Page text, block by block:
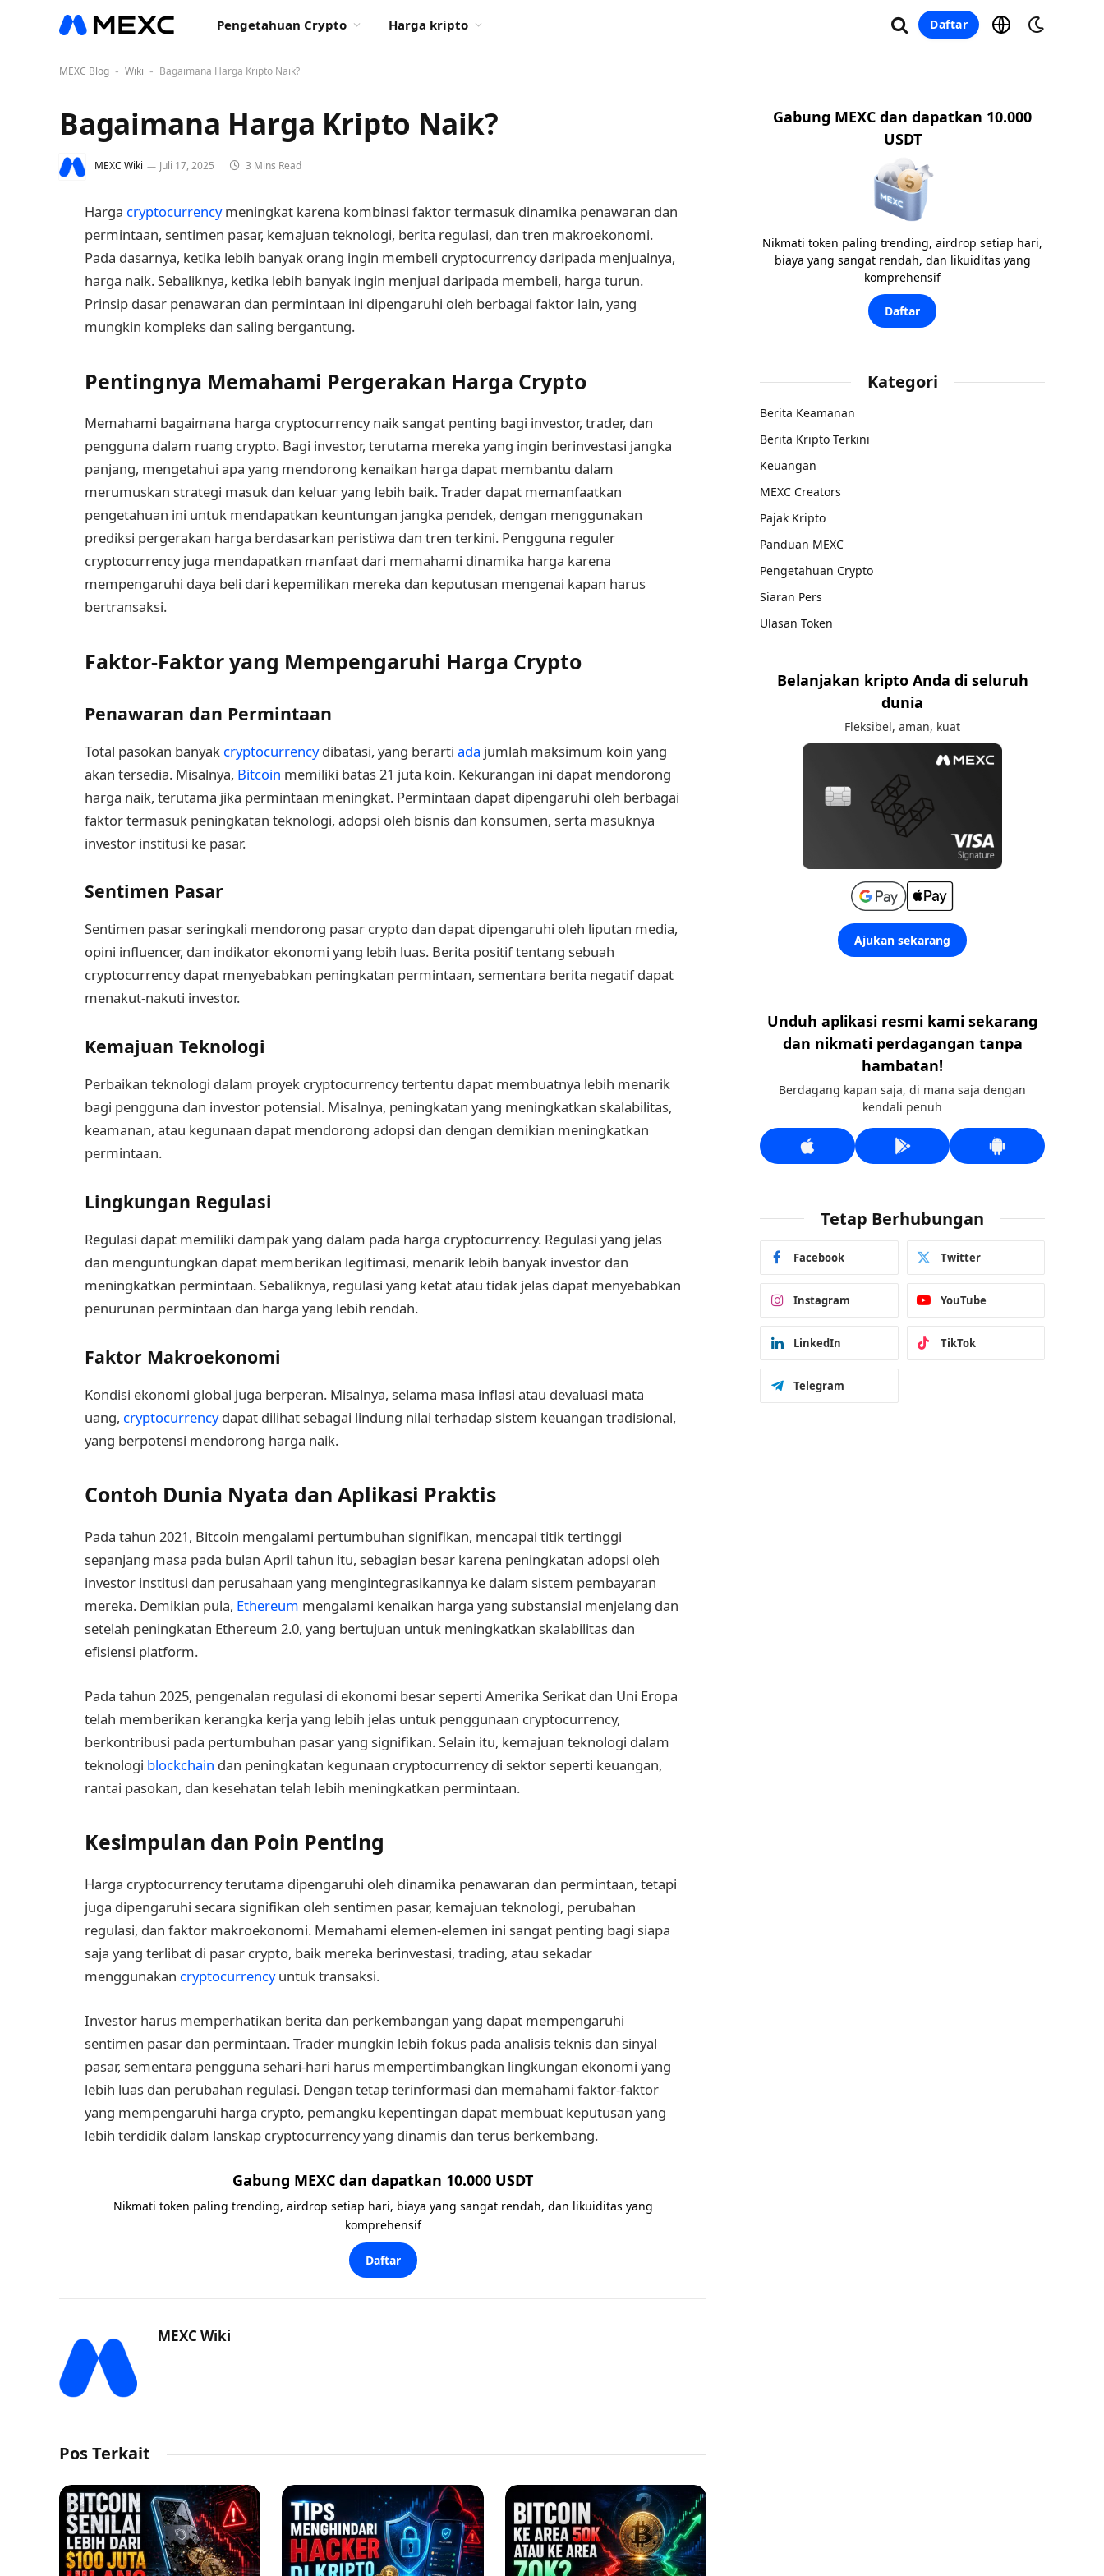
Pengetahuan Crypto Harga kripto Daftar
MEXC Blog - Wiki - Bagaimana Harga Kripto Naik?
Bagaimana Harga Kripto Naik?
MEXC Wiki Juli 17, 2025 3 Mins Read
Harga cryptocurrencymeningkat karena kombinasi faktor termasuk dinamika penawaran dan
permintaan, sentimen pasar, kemajuan teknologi, berita regulasi, dan tren makroekonomi.
Pada dasarnya, ketika lebih banyak orang ingin membeli cryptocurrency daripada menjualnya,
harga naik. Sebaliknya, ketika lebih banyak ingin menjual daripada membeli, harga turun.
Prinsip dasar penawaran dan permintaan ini dipengaruhi oleh berbagai faktor lain, yang
mungkin kompleks dan saling bergantung.
Pentingnya Memahami Pergerakan Harga Crypto
Memahami bagaimana harga cryptocurrency naik sangat penting bagi investor, trader, dan
pengguna dalam ruang crypto. Bagi investor, terutama mereka yang ingin berinvestasi jangka
panjang, mengetahui apa yang mendorong kenaikan harga dapat membantu dalam
merumuskan strategi masuk dan keluar yang lebih baik. Trader dapat memanfaatkan
pengetahuan ini untuk mendapatkan keuntungan jangka pendek, dengan menggunakan
prediksi pergerakan harga berdasarkan peristiwa dan tren terkini. Pengguna reguler
cryptocurrency juga mendapatkan manfaat dari memahami dinamika harga karena
mempengaruhi daya beli dari kepemilikan mereka dan keputusan mengenai kapan harus
bertransaksi.
Faktor-Faktor yang Mempengaruhi Harga Crypto
Penawaran dan Permintaan
Total pasokan banyak cryptocurrencydibatasi, yang berarti ada jumlah maksimum koin yang
akan tersedia. Misalnya, Bitcoin memiliki batas 21 juta koin. Kekurangan ini dapat mendorong
harga naik, terutama jika permintaan meningkat. Permintaan dapat dipengaruhi oleh berbagai
faktor termasuk peningkatan teknologi, adopsi oleh bisnis dan konsumen, serta masuknya
investor institusi ke pasar.
Sentimen Pasar
Sentimen pasar seringkali mendorong pasar crypto dan dapat dipengaruhi oleh liputan media,
opini influencer, dan indikator ekonomi yang lebih luas. Berita positif tentang sebuah
cryptocurrency dapat menyebabkan peningkatan permintaan, sementara berita negatif dapat
menakut-nakuti investor.
Kemajuan Teknologi
Perbaikan teknologi dalam proyek cryptocurrency tertentu dapat membuatnya lebih menarik
bagi pengguna dan investor potensial. Misalnya, peningkatan yang meningkatkan skalabilitas,
keamanan, atau kegunaan dapat mendorong adopsi dan dengan demikian meningkatkan
permintaan.
Lingkungan Regulasi
Regulasi dapat memiliki dampak yang dalam pada harga cryptocurrency. Regulasi yang jelas
dan menguntungkan dapat memberikan legitimasi, menarik lebih banyak investor dan
meningkatkan permintaan. Sebaliknya, regulasi yang ketat atau tidak jelas dapat menyebabkan
penurunan permintaan dan harga yang lebih rendah.
Faktor Makroekonomi
Kondisi ekonomi global juga berperan. Misalnya, selama masa inflasi atau devaluasi mata
uang, cryptocurrencydapat dilihat sebagai lindung nilai terhadap sistem keuangan tradisional,
yang berpotensi mendorong harga naik.
Contoh Dunia Nyata dan Aplikasi Praktis
Pada tahun 2021, Bitcoin mengalami pertumbuhan signifikan, mencapai titik tertinggi
sepanjang masa pada bulan April tahun itu, sebagian besar karena peningkatan adopsi oleh
investor institusi dan perusahaan yang mengintegrasikannya ke dalam sistem pembayaran
mereka. Demikian pula, Ethereum mengalami kenaikan harga yang substansial menjelang dan
setelah peningkatan Ethereum 2.0, yang bertujuan untuk meningkatkan skalabilitas dan
efisiensi platform.
Pada tahun 2025, pengenalan regulasi di ekonomi besar seperti Amerika Serikat dan Uni Eropa
telah memberikan kerangka kerja yang lebih jelas untuk penggunaan cryptocurrency,
berkontribusi pada pertumbuhan pasar yang signifikan. Selain itu, kemajuan teknologi dalam
teknologi blockchain dan peningkatan kegunaan cryptocurrency di sektor seperti keuangan,
rantai pasokan, dan kesehatan telah lebih meningkatkan permintaan.
Kesimpulan dan Poin Penting
Harga cryptocurrency terutama dipengaruhi oleh dinamika penawaran dan permintaan, tetapi
juga dipengaruhi secara signifikan oleh sentimen pasar, kemajuan teknologi, perubahan
regulasi, dan faktor makroekonomi. Memahami elemen-elemen ini sangat penting bagi siapa
saja yang terlibat di pasar crypto, baik mereka berinvestasi, trading, atau sekadar
menggunakan cryptocurrencyuntuk transaksi.
Investor harus memperhatikan berita dan perkembangan yang dapat mempengaruhi
sentimen pasar dan permintaan. Trader mungkin lebih fokus pada analisis teknis dan sinyal
pasar, sementara pengguna sehari-hari harus mempertimbangkan lingkungan ekonomi yang
lebih luas dan perubahan regulasi. Dengan tetap terinformasi dan memahami faktor-faktor
yang mempengaruhi harga crypto, pemangku kepentingan dapat membuat keputusan yang
lebih terdidik dalam lanskap cryptocurrency yang dinamis dan terus berkembang.
Gabung MEXC dan dapatkan 10.000 USDT
Nikmati token paling trending, airdrop setiap hari, biaya yang sangat rendah, dan likuiditas yang
komprehensif
Daftar
MEXC Wiki
Pos Terkait
Gabung MEXC dan dapatkan 10.000
USDT
Nikmati token paling trending, airdrop setiap hari,
biaya yang sangat rendah, dan likuiditas yang
komprehensif
Daftar
Kategori
Berita Keamanan
Berita Kripto Terkini
Keuangan
MEXC Creators
Pajak Kripto
Panduan MEXC
Pengetahuan Crypto
Siaran Pers
Ulasan Token
Belanjakan kripto Anda di seluruh
dunia
Fleksibel, aman, kuat
Ajukan sekarang
Unduh aplikasi resmi kami sekarang
dan nikmati perdagangan tanpa
hambatan!
Berdagang kapan saja, di mana saja dengan
kendali penuh
Tetap Berhubungan
Facebook Twitter
Instagram YouTube
LinkedIn TikTok
Telegram